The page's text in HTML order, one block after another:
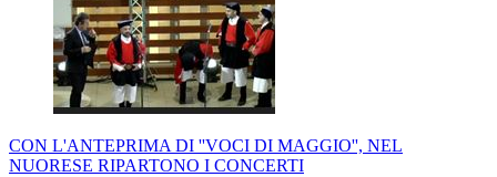
CON L'ANTEPRIMA DI ''VOCI DI MAGGIO'', NEL
NUORESE RIPARTONO I CONCERTI